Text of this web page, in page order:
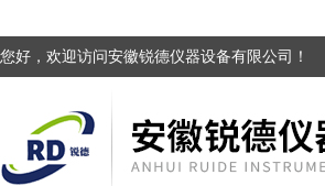
您好，欢迎访问安徽锐德仪器设备有限公司！